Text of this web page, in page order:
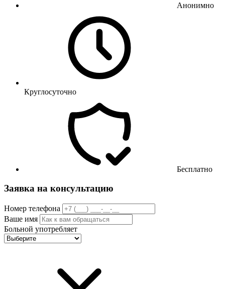
Анонимно
Круглосуточно
Бесплатно
Заявка на консультацию
Номер телефона
Ваше имя
Больной употребляет